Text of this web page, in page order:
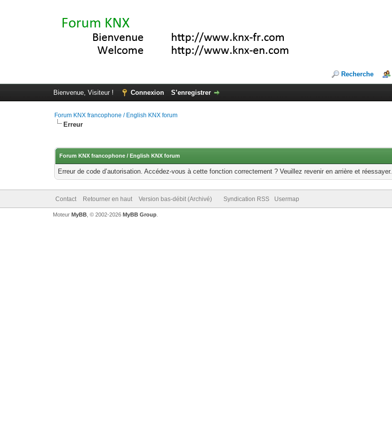
Recherche
Bienvenue, Visiteur ! Connexion S’enregistrer
Forum KNX francophone / English KNX forum
Erreur
Forum KNX francophone / English KNX forum
Erreur de code d’autorisation. Accédez-vous à cette fonction correctement ? Veuillez revenir en arrière et réessayer.
Contact Retourner en haut Version bas-débit (Archivé) Syndication RSS Usermap
Moteur MyBB, © 2002-2026 MyBB Group.